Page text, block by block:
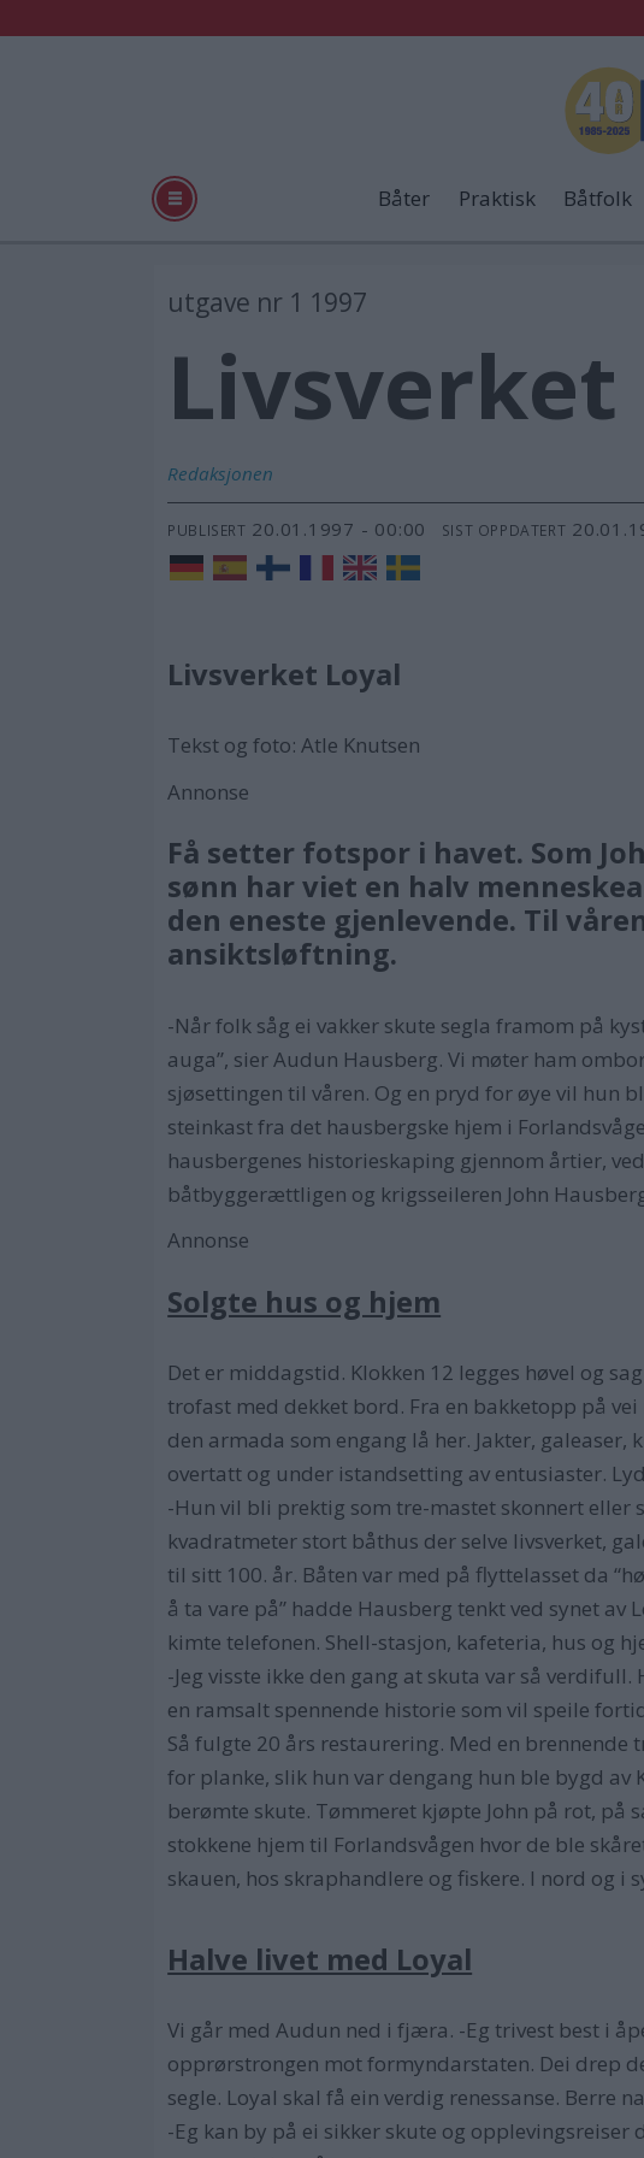
Båter Praktisk Båtfolk
utgave nr 1 1997
Livsverket
Redaksjonen
PUBLISERT 20.01.1997 - 00:00 SIST OPPDATERT
Livsverket Loyal
Tekst og foto: Atle Knutsen
Annonse
Få setter fotspor i havet. Som
sønn har viet en halv
den eneste gjenlevende. Til
ansiktsløftning.
-Når folk såg ei vakker skute segla framom på
auga”, sier Audun Hausberg. Vi møter ham
sjøsettingen til våren. Og en pryd for øye vil hun
steinkast fra det hausbergske hjem i
hausbergenes historieskaping gjennom årtier,
båtbyggerættligen og krigsseileren John
Annonse
Solgte hus og hjem
Det er middagstid. Klokken 12 legges høvel og
trofast med dekket bord. Fra en bakketopp på
den armada som engang lå her. Jakter,
overtatt og under istandsetting av entusiaster.
-Hun vil bli prektig som tre-mastet skonnert eller
kvadratmeter stort båthus der selve livsverket,
til sitt 100. år. Båten var med på flyttelasset da
å ta vare på” hadde Hausberg tenkt ved synet
kimte telefonen. Shell-stasjon, kafeteria, hus og
-Jeg visste ikke den gang at skuta var så
en ramsalt spennende historie som vil speile
Så fulgte 20 års restaurering. Med en
for planke, slik hun var dengang hun ble bygd av
berømte skute. Tømmeret kjøpte John på rot, på
stokkene hjem til Forlandsvågen hvor de ble
skauen, hos skraphandlere og fiskere. I nord og
Halve livet med Loyal
Vi går med Audun ned i fjæra. -Eg trivest best i
opprørstrongen mot formyndarstaten. Dei drep
segle. Loyal skal få ein verdig renessanse. Berre
-Eg kan by på ei sikker skute og